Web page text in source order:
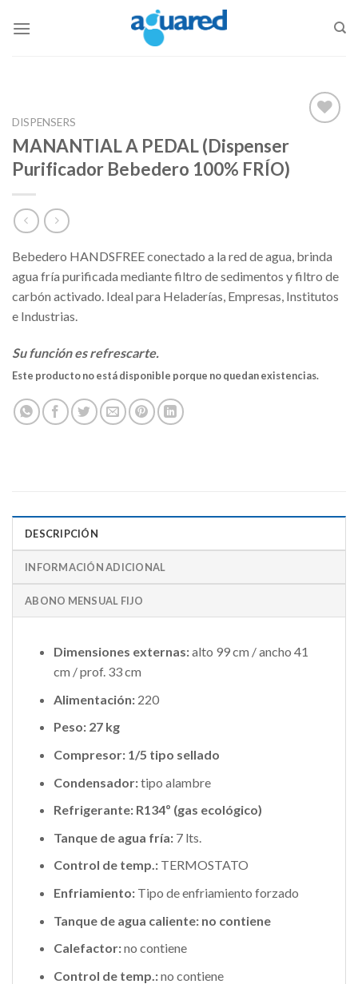
DISPENSERS
MANANTIAL A PEDAL (Dispenser
Purificador Bebedero 100% FRÍO)
Bebedero HANDSFREE conectado a la red de agua, brinda
agua fría purificada mediante filtro de sedimentos y filtro de
carbón activado. Ideal para Heladerías, Empresas, Institutos
e Industrias.
Su función es refrescarte.
Este producto no está disponible porque no quedan existencias.
DESCRIPCIÓN
INFORMACIÓN ADICIONAL
ABONO MENSUAL FIJO
Dimensiones externas:alto 99 cm / ancho 41
cm / prof. 33 cm
Alimentación: 220
Peso: 27 kg
Compresor: 1/5 tipo sellado
Condensador:tipo alambre
Refrigerante: R134º (gas ecológico)
Tanque de agua fría: 7 lts.
Control de temp.: TERMOSTATO
Enfriamiento: Tipo de enfriamiento forzado
Tanque de agua caliente: no contiene
Calefactor:no contiene
Control de temp.:no contiene